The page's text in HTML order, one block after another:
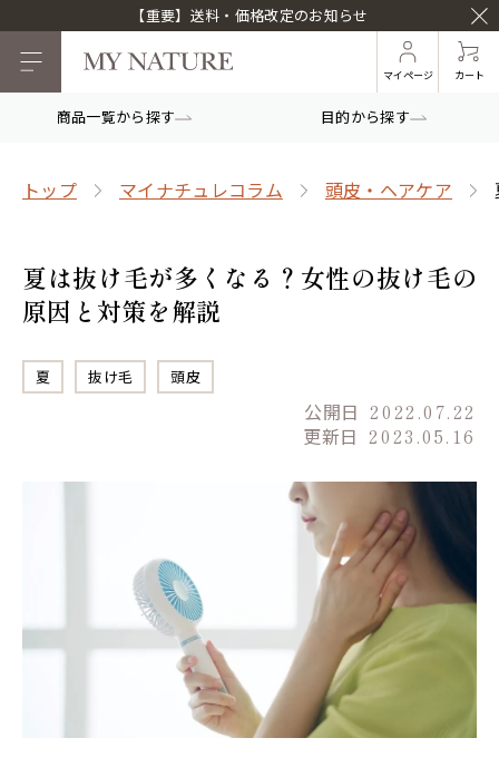
【重要】送料・価格改定のお知らせ
マイページ カート
商品一覧から探す 目的から探す
トップ マイナチュレコラム 頭皮・ヘアケア
夏は抜け毛が多くなる？女性の抜け毛の
原因と対策を解説
夏 抜け毛 頭皮
公開日 2022.07.22
更新日 2023.05.16